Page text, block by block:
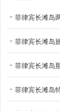
菲律宾长滩岛
菲律宾长滩岛
菲律宾长滩岛
菲律宾长滩岛